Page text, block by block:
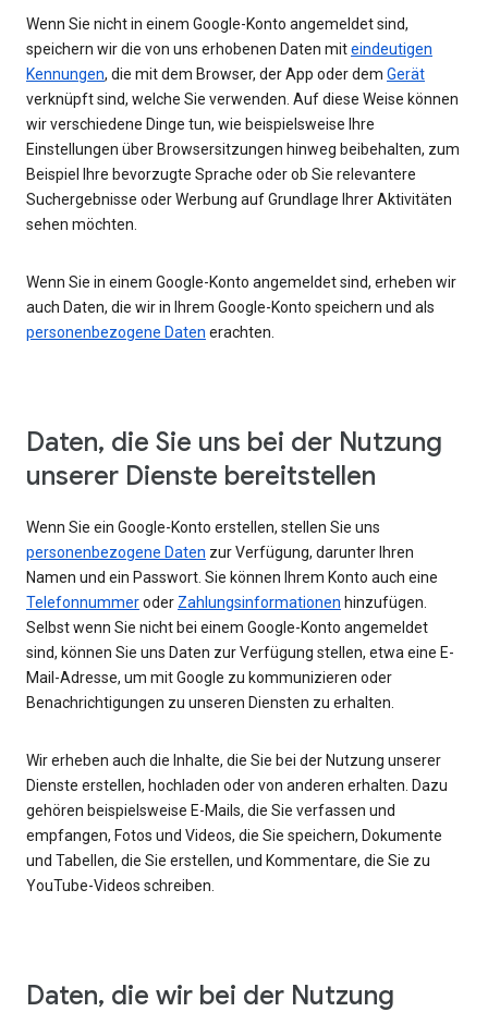
Wenn Sie nicht in einem Google-Konto angemeldet sind,
speichern wir die von uns erhobenen Daten miteindeutigen
Kennungen, die mit dem Browser, der App oder dem Gerät
verknüpft sind, welche Sie verwenden. Auf diese Weise können
wir verschiedene Dinge tun, wie beispielsweise Ihre
Einstellungen über Browsersitzungen hinweg beibehalten, zum
Beispiel Ihre bevorzugte Sprache oder ob Sie relevantere
Suchergebnisse oder Werbung auf Grundlage Ihrer Aktivitäten
sehen möchten.
Wenn Sie in einem Google-Konto angemeldet sind, erheben wir
auch Daten, die wir in Ihrem Google-Konto speichern und als
personenbezogene Daten erachten.
Daten, die Sie uns bei der Nutzung
unserer Dienste bereitstellen
Wenn Sie ein Google-Konto erstellen, stellen Sie uns
personenbezogene Daten zur Verfügung, darunter Ihren
Namen und ein Passwort. Sie können Ihrem Konto auch eine
Telefonnummeroder Zahlungsinformationen hinzufügen.
Selbst wenn Sie nicht bei einem Google-Konto angemeldet
sind, können Sie uns Daten zur Verfügung stellen, etwa eine E-
Mail-Adresse, um mit Google zu kommunizieren oder
Benachrichtigungen zu unseren Diensten zu erhalten.
Wir erheben auch die Inhalte, die Sie bei der Nutzung unserer
Dienste erstellen, hochladen oder von anderen erhalten. Dazu
gehören beispielsweise E-Mails, die Sie verfassen und
empfangen, Fotos und Videos, die Sie speichern, Dokumente
und Tabellen, die Sie erstellen, und Kommentare, die Sie zu
YouTube-Videos schreiben.
Daten, die wir bei der Nutzung